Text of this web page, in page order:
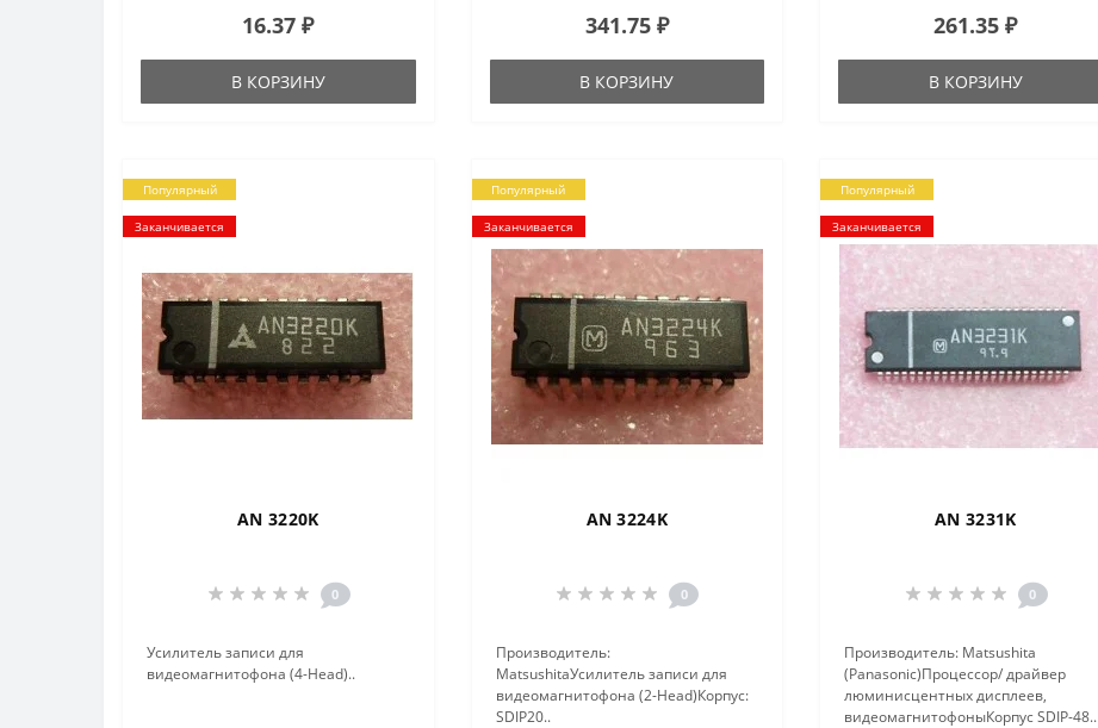
16.37 ₽
В КОРЗИНУ
341.75 ₽
В КОРЗИНУ
261.35 ₽
В КОРЗИНУ
Популярный
Заканчивается
AN 3220K
0
Усилитель записи для
видеомагнитофона (4-Head)..
Популярный
Заканчивается
AN 3224K
0
Производитель:
MatsushitaУсилитель записи для
видеомагнитофона (2-Head)Корпус:
SDIP20..
Популярный
Заканчивается
AN 3231K
0
Производитель: Matsushita
(Panasonic)Процессор/ драйвер
люминисцентных дисплеев,
видеомагнитофоныКорпус SDIP-48..